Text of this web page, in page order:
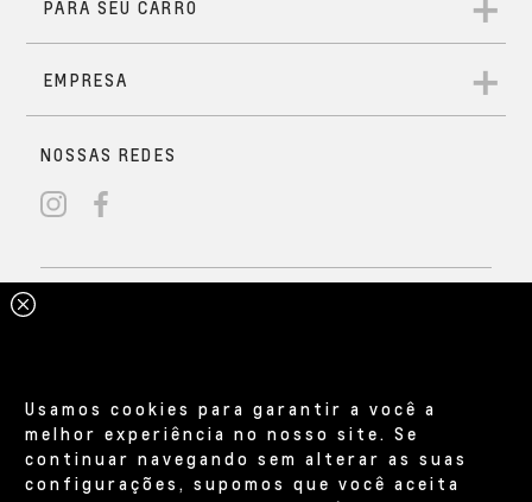
Usamos cookies para garantir a você a
melhor experiência no nosso site. Se
continuar navegando sem alterar as suas
configurações, supomos que você aceita